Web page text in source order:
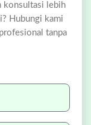
konsultasi lebih
Hubungi kami
tanpa